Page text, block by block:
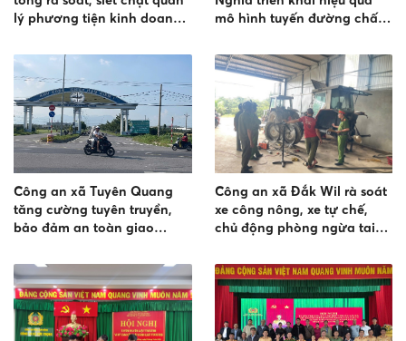
lý phương tiện kinh doanh
mô hình tuyến đường chấp
toàn giao thông
Công an xã Tuyên Quang
tăng cường tuyên truyền,
bảo đảm an toàn giao
công nhân tại Khu công
nghiệp
Công an xã Đắk Wil rà soát
xe công nông, xe tự chế,
chủ động phòng ngừa tai